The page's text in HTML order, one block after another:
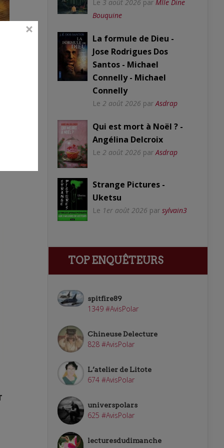
Le 3 août 2026 par Mlle Dine
Bouquine
La formule de Dieu -
Jose Rodrigues Dos
Santos - Michael
Connelly - Michael
Connelly
Le 2 août 2026 par Asdrap
Qui est mort à Noël ? -
Angélina Delcroix
Le 2 août 2026 par Asdrap
Strange Pictures -
Uketsu
Le 1er août 2026 par sylvain3
TOP ENQUÊTEURS
spitfire89
1349 #AvisPolar
Chineuse Delecture
828 #AvisPolar
L’atelier de Litote
674 #AvisPolar
universpolars
625 #AvisPolar
lecturesdudimanche